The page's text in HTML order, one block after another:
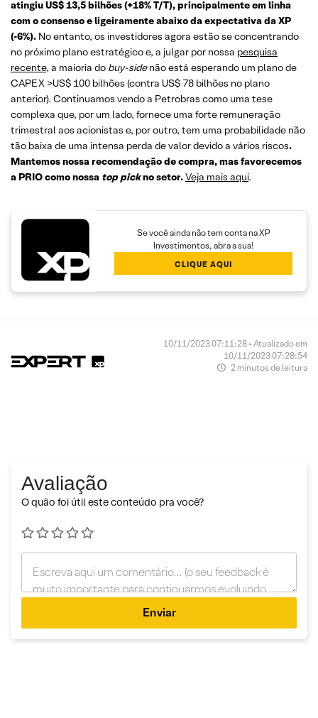
atingiu US$ 13,5 bilhões (+18% T/T), principalmente em linha
com o consenso e ligeiramente abaixo da expectativa da XP
(-6%). No entanto, os investidores agora estão se concentrando
no próximo plano estratégico e, a julgar por nossa pesquisa
recente, a maioria do buy-sidenão está esperando um plano de
CAPEX >US$ 100 bilhões (contra US$ 78 bilhões no plano
anterior). Continuamos vendo a Petrobras como uma tese
complexa que, por um lado, fornece uma forte remuneração
trimestral aos acionistas e, por outro, tem uma probabilidade não
tão baixa de uma intensa perda de valor devido a vários riscos.
Mantemos nossa recomendação de compra, mas favorecemos
a PRIO como nossa top pickno setor.Veja mais aqui.
Se você ainda não tem conta na XP
Investimentos, abra a sua!
CLIQUE AQUI
10/11/2023 07:11:28 • Atualizado em
10/11/2023 07:28:54
2 minutos de leitura
Avaliação
O quão foi útil este conteúdo pra você?
Enviar